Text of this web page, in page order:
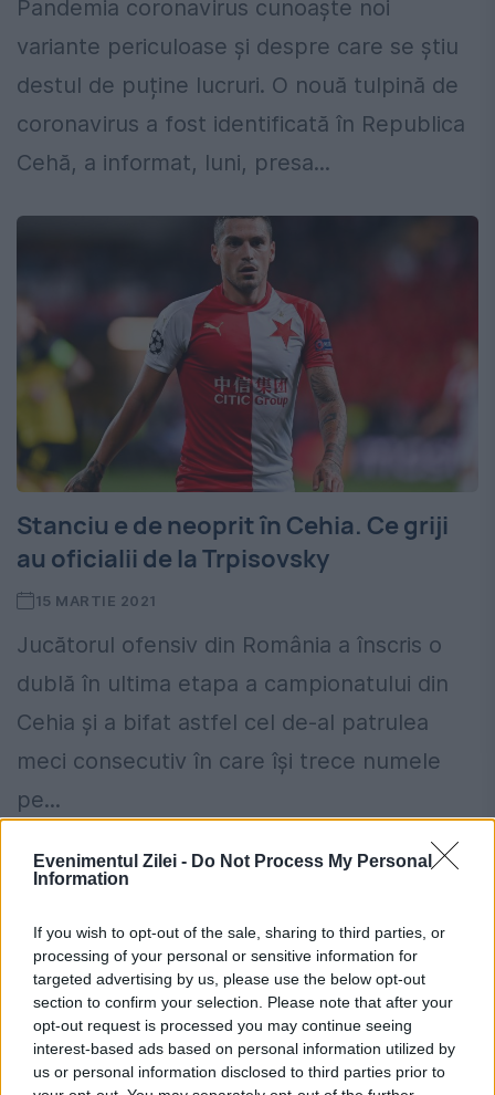
Evenimentul Zilei - Do Not Process My Personal
Information
If you wish to opt-out of the sale, sharing to third parties, or
processing of your personal or sensitive information for
targeted advertising by us, please use the below opt-out
section to confirm your selection. Please note that after your
opt-out request is processed you may continue seeing
interest-based ads based on personal information utilized by
us or personal information disclosed to third parties prior to
Pandemia coronavirus cunoaște noi
variante periculoase și despre care se știu
destul de puține lucruri. O nouă tulpină de
coronavirus a fost identificată în Republica
Cehă, a informat, luni, presa...
Stanciu e de neoprit în Cehia. Ce griji
au oficialii de la Trpisovsky
15 MARTIE 2021
Jucătorul ofensiv din România a înscris o
dublă în ultima etapa a campionatului din
Cehia şi a bifat astfel cel de-al patrulea
meci consecutiv în care îşi trece numele
pe...